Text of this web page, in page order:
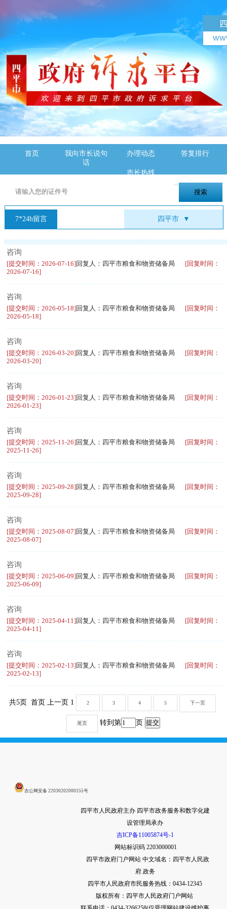
首页
我向市长说句
话
办理动态 答复排行
市长热线
7*24h留言 四平市 ▼
咨询
[提交时间：2026-07-16]回复人：四平市粮食和物资储备局
[回复时间：
2026-07-16]
咨询
[提交时间：2026-05-18]回复人：四平市粮食和物资储备局
[回复时间：
2026-05-18]
咨询
[提交时间：2026-03-20]回复人：四平市粮食和物资储备局
[回复时间：
2026-03-20]
咨询
[提交时间：2026-01-23]回复人：四平市粮食和物资储备局
[回复时间：
2026-01-23]
咨询
[提交时间：2025-11-26]回复人：四平市粮食和物资储备局
[回复时间：
2025-11-26]
咨询
[提交时间：2025-09-28]回复人：四平市粮食和物资储备局
[回复时间：
2025-09-28]
咨询
[提交时间：2025-08-07]回复人：四平市粮食和物资储备局
[回复时间：
2025-08-07]
咨询
[提交时间：2025-06-09]回复人：四平市粮食和物资储备局
[回复时间：
2025-06-09]
咨询
[提交时间：2025-04-11]回复人：四平市粮食和物资储备局
[回复时间：
2025-04-11]
咨询
[提交时间：2025-02-13]回复人：四平市粮食和物资储备局
[回复时间：
2025-02-13]
共5页 首页 上一页 1 2 3 4 5 下一页
尾页 转到第 页
吉公网安备 22030202000155号
四平市人民政府主办 四平市政务服务和数字化建
设管理局承办
吉ICP备11005874号-1
网站标识码 2203000001
四平市政府门户网站 中文域名：四平市人民政
府.政务
四平市人民政府市民服务热线：0434-12345
版权所有：四平市人民政府门户网站